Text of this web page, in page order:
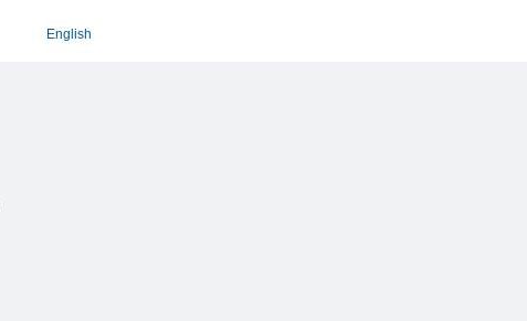
English